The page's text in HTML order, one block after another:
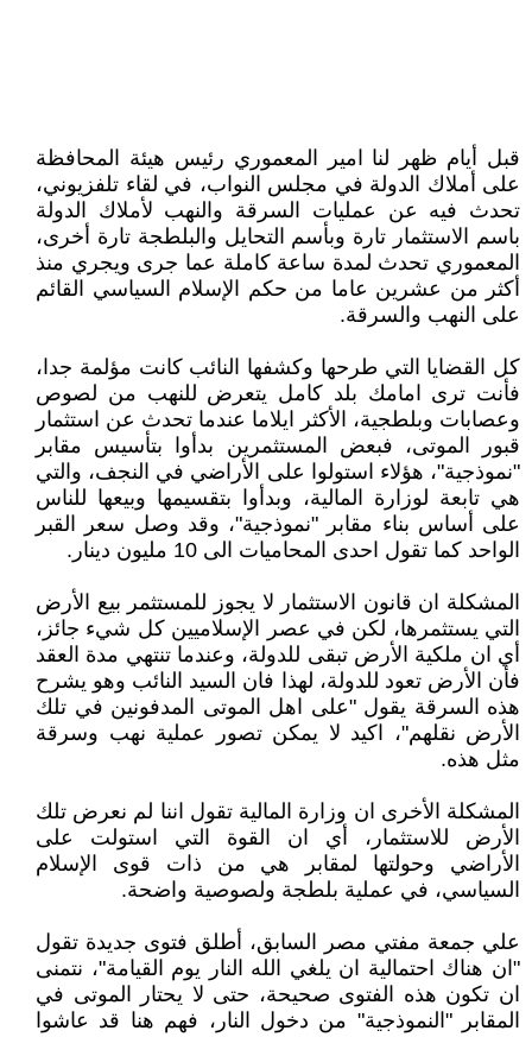
قبل أيام ظهر لنا امير المعموري رئيس هيئة المحافظة
على أملاك الدولة في مجلس النواب، في لقاء تلفزيوني،
تحدث فيه عن عمليات السرقة والنهب لأملاك الدولة
باسم الاستثمار تارة وبأسم التحايل والبلطجة تارة أخرى،
المعموري تحدث لمدة ساعة كاملة عما جرى ويجري منذ
أكثر من عشرين عاما من حكم الإسلام السياسي القائم
على النهب والسرقة.
كل القضايا التي طرحها وكشفها النائب كانت مؤلمة جدا،
فأنت ترى امامك بلد كامل يتعرض للنهب من لصوص
وعصابات وبلطجية، الأكثر ايلاما عندما تحدث عن استثمار
قبور الموتى، فبعض المستثمرين بدأوا بتأسيس مقابر
"نموذجية"، هؤلاء استولوا على الأراضي في النجف، والتي
هي تابعة لوزارة المالية، وبدأوا بتقسيمها وبيعها للناس
على أساس بناء مقابر "نموذجية"، وقد وصل سعر القبر
الواحد كما تقول احدى المحاميات الى 10 مليون دينار.
المشكلة ان قانون الاستثمار لا يجوز للمستثمر بيع الأرض
التي يستثمرها، لكن في عصر الإسلاميين كل شيء جائز،
أي ان ملكية الأرض تبقى للدولة، وعندما تنتهي مدة العقد
فأن الأرض تعود للدولة، لهذا فان السيد النائب وهو يشرح
هذه السرقة يقول "على اهل الموتى المدفونين في تلك
الأرض نقلهم"، اكيد لا يمكن تصور عملية نهب وسرقة
مثل هذه.
المشكلة الأخرى ان وزارة المالية تقول اننا لم نعرض تلك
الأرض للاستثمار، أي ان القوة التي استولت على
الأراضي وحولتها لمقابر هي من ذات قوى الإسلام
السياسي، في عملية بلطجة ولصوصية واضحة.
علي جمعة مفتي مصر السابق، أطلق فتوى جديدة تقول
"ان هناك احتمالية ان يلغي الله النار يوم القيامة"، نتمنى
ان تكون هذه الفتوى صحيحة، حتى لا يحتار الموتى في
المقابر "النموذجية" من دخول النار، فهم هنا قد عاشوا